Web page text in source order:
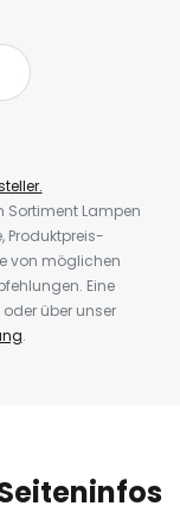
Sortiment Lampen
Produktpreis-
von möglichen
Eine
über unser
.